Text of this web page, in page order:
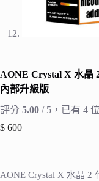
AONE Crystal X 水晶
內部升級版
評分 5.00 / 5，已有 4
$ 600
AONE Crystal X 水晶 2